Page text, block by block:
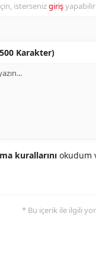
istersenizgiriş
Karakter)
kurallarını okudum
* Bu içerik ile ilgili